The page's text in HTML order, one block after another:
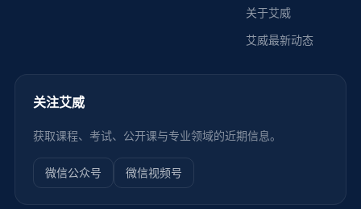
关于艾威
艾威最新动态
关注艾威
获取课程、考试、公开课与专业领域的近期信息。
微信公众号 微信视频号